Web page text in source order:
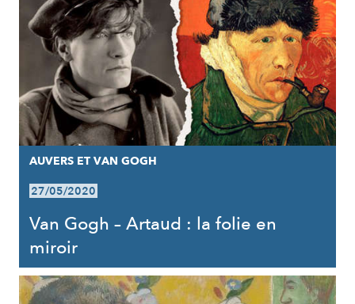
AUVERS ET VAN GOGH
27/05/2020
Van Gogh – Artaud : la folie en
miroir